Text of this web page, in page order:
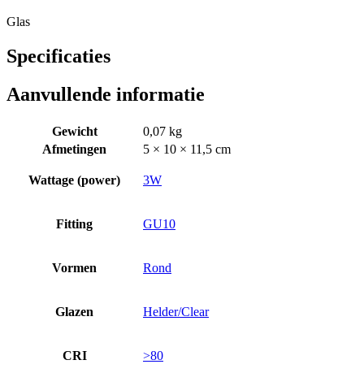
Glas
Specificaties
Aanvullende informatie
Gewicht
0,07 kg
Afmetingen
5 × 10 × 11,5 cm
Wattage (power) 3W
Fitting GU10
Vormen Rond
Glazen Helder/Clear
CRI >80